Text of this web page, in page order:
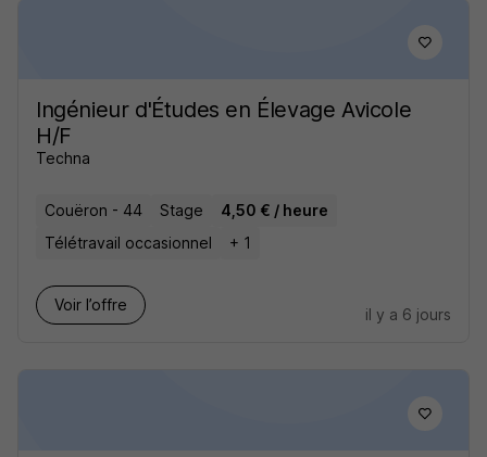
Ingénieur d'Études en Élevage Avicole
H/F
Techna
Couëron - 44 Stage
4,50 € / heure
Télétravail occasionnel
+ 1
Voir l’offre
il y a 6 jours